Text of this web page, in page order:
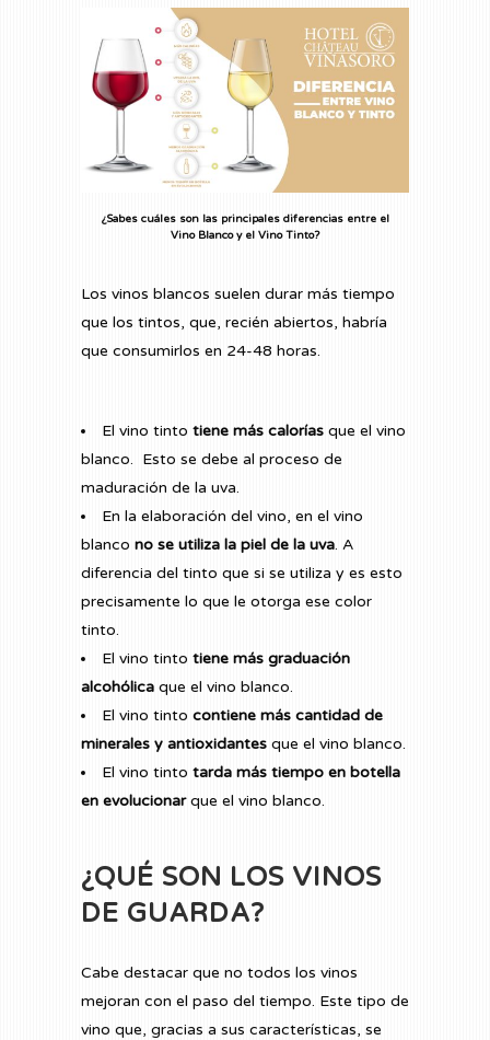
¿Sabes cuáles son las principales diferencias entre el
Vino Blanco y el Vino Tinto?
Los vinos blancos suelen durar más tiempo
que los tintos, que, recién abiertos, habría
que consumirlos en 24-48 horas.
El vino tinto tiene más calorías que el vino
blanco. Esto se debe al proceso de
maduración de la uva.
En la elaboración del vino, en el vino
blanco no se utiliza la piel de la uva. A
diferencia del tinto que si se utiliza y es esto
precisamente lo que le otorga ese color
tinto.
El vino tinto tiene más graduación
alcohólica que el vino blanco.
El vino tinto contiene más cantidad de
minerales y antioxidantes que el vino blanco.
El vino tinto tarda más tiempo en botella
en evolucionarque el vino blanco.
¿QUÉ SON LOS VINOS
DE GUARDA?
Cabe destacar que no todos los vinos
mejoran con el paso del tiempo. Este tipo de
vino que, gracias a sus características, se